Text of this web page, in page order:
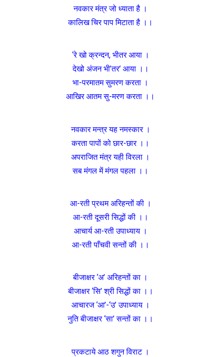
नवकार मंत्र जो ध्याता है ।
कालिख चिर पाप मिटाता है ।।
‘रे खो क्रन्दन, भीतर आया ।
देखो अंजन भी’तर’ आया ।।
भा-परमातम सुमरण करता ।
आखिर आतम सु-मरण करता ।।
नवकार मन्त्र यह नमस्कार ।
करता पापों को छार-छार ।।
अपराजित मंत्र यही विरला ।
सब मंगल में मंगल पहला ।।
आ-रती प्रथम अरिहन्तों की ।
आ-रती दूसरी सिद्धों की ।।
आचार्य आ-रती उपाध्याय ।
आ-रती पाँचवी सन्तों की ।।
बीजाक्षर ‘अ’ अरिहन्तों का ।
बीजाक्षर ‘सि’ श्री सिद्धों का ।।
आचारज ‘आ’-‘उ’ उपाध्याय ।
नुति बीजाक्षर ‘सा’ सन्तों का ।।
प्रकटाये आठ शगुन विराट ।